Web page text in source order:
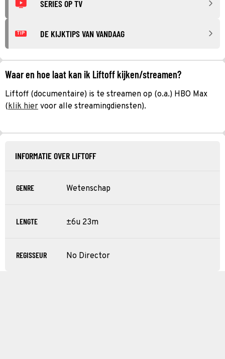
SERIES OP TV
TIP DE KIJKTIPS VAN VANDAAG
Waar en hoe laat kan ik Liftoff kijken/streamen?
Liftoff (documentaire) is te streamen op (o.a.) HBO Max
(klik hier voor alle streamingdiensten).
INFORMATIE OVER LIFTOFF
GENRE Wetenschap
LENGTE ±6u 23m
REGISSEUR No Director